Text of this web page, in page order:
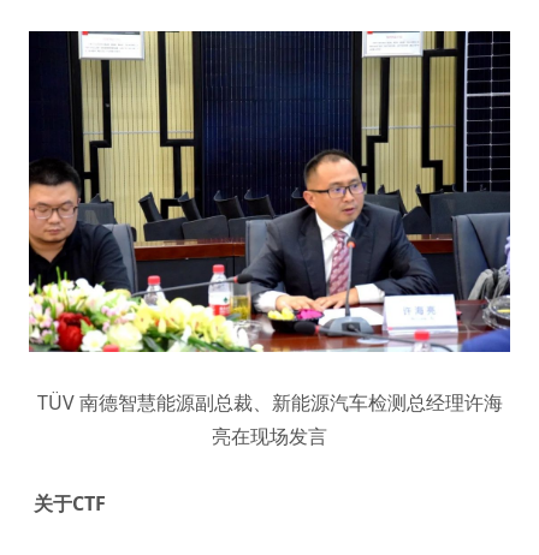
TÜV 南德智慧能源副总裁、新能源汽车检测总经理许海
亮在现场发言
关于CTF